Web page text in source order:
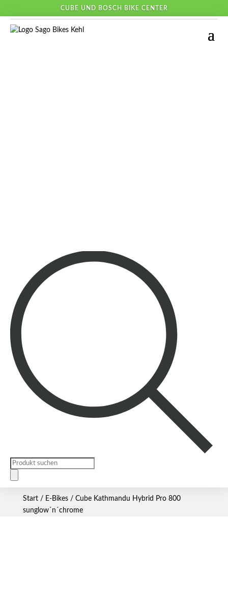
CUBE UND BOSCH BIKE CENTER
Products
Start/ E-Bikes/ Cube Kathmandu Hybrid Pro 800
sunglow´n´chrome